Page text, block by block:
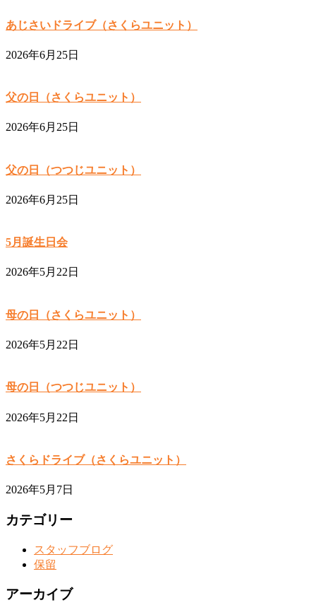
あじさいドライブ（さくらユニット）
2026年6月25日
父の日（さくらユニット）
2026年6月25日
父の日（つつじユニット）
2026年6月25日
5月誕生日会
2026年5月22日
母の日（さくらユニット）
2026年5月22日
母の日（つつじユニット）
2026年5月22日
さくらドライブ（さくらユニット）
2026年5月7日
カテゴリー
スタッフブログ
保留
アーカイブ